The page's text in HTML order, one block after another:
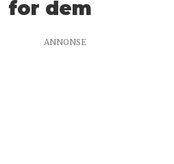
for dem
ANNONSE